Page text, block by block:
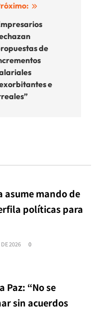
de
e
asume mando de
políticas para
2026 0
Paz: “No se
sin acuerdos